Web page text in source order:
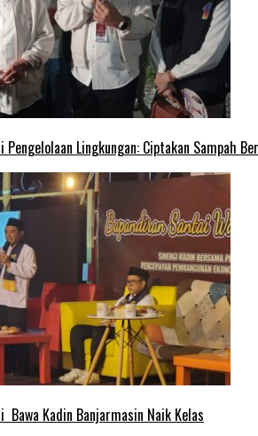
Lingkungan: Ciptakan Sampah
Kadin Banjarmasin Naik Kelas